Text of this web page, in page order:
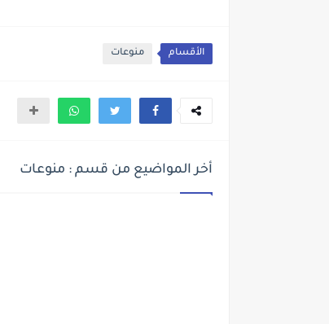
الأقسام منوعات
أخر المواضيع من قسم : منوعات